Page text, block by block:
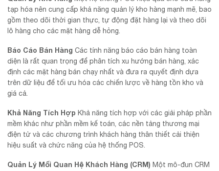
tạp hóa nên cung cấp khả năng quản lý kho hàng mạnh mẽ, bao
gồm theo dõi thời gian thực, tự động đặt hàng lại và theo dõi
lô hàng cho các mặt hàng dễ hỏng.
Báo Cáo Bán Hàng Các tính năng báo cáo bán hàng toàn
diện là rất quan trọng để phân tích xu hướng bán hàng, xác
định các mặt hàng bán chạy nhất và đưa ra quyết định dựa
trên dữ liệu để tối ưu hóa các chiến lược về hàng tồn kho và
giá cả.
Khả Năng Tích Hợp Khả năng tích hợp với các giải pháp phần
mềm khác như phần mềm kế toán, các nền tảng thương mại
điện tử và các chương trình khách hàng thân thiết cải thiện
hiệu suất và chức năng của hệ thống POS.
Quản Lý Mối Quan Hệ Khách Hàng (CRM) Một mô-đun CRM